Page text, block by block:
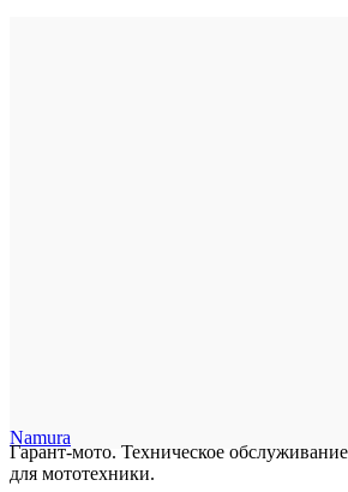
Namura
Гарант-мото. Техническое
для мототехники.